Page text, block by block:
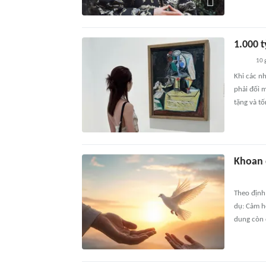
1.000
10
Khi các
phải đối
tặng và
Khoan
Theo
dụ: Cảm
dung còn